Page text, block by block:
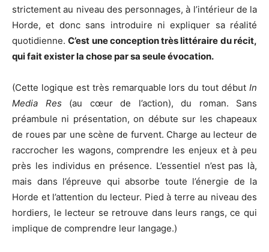
strictement au niveau des personnages, à l’intérieur de la
Horde, et donc sans introduire ni expliquer sa réalité
quotidienne.C’est une conception très littéraire du récit,
qui fait exister la chose par sa seule évocation.
(Cette logique est très remarquable lors du tout début In
Media Res (au cœur de l’action), du roman. Sans
préambule ni présentation, on débute sur les chapeaux
de roues par une scène de furvent. Charge au lecteur de
raccrocher les wagons, comprendre les enjeux et à peu
près les individus en présence. L’essentiel n’est pas là,
mais dans l’épreuve qui absorbe toute l’énergie de la
Horde et l’attention du lecteur. Pied à terre au niveau des
hordiers, le lecteur se retrouve dans leurs rangs, ce qui
implique de comprendre leur langage.)